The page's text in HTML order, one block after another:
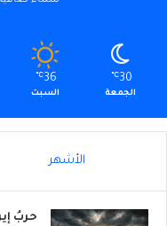
30
℃
الجمعة
36
℃
السبت
الأشهر
حربُ